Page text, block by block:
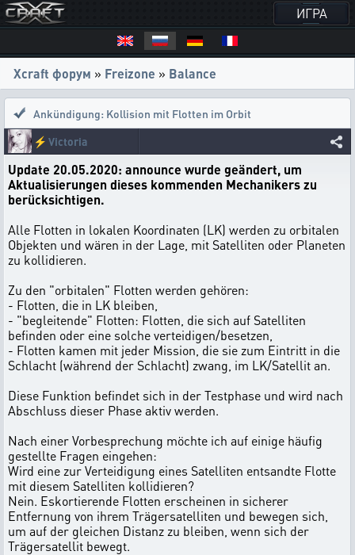
ИГРА
Xcraft форум » Freizone » Balance
Ankündigung: Kollision mit Flotten im Orbit
⚡ Victoria
Update 20.05.2020: announce wurde geändert, um
Aktualisierungen dieses kommenden Mechanikers zu
berücksichtigen.
Alle Flotten in lokalen Koordinaten (LK) werden zu orbitalen
Objekten und wären in der Lage, mit Satelliten oder Planeten
zu kollidieren.
Zu den "orbitalen" Flotten werden gehören:
- Flotten, die in LK bleiben,
- "begleitende" Flotten: Flotten, die sich auf Satelliten
befinden oder eine solche verteidigen/besetzen,
- Flotten kamen mit jeder Mission, die sie zum Eintritt in die
Schlacht (während der Schlacht) zwang, im LK/Satellit an.
Diese Funktion befindet sich in der Testphase und wird nach
Abschluss dieser Phase aktiv werden.
Nach einer Vorbesprechung möchte ich auf einige häufig
gestellte Fragen eingehen:
Wird eine zur Verteidigung eines Satelliten entsandte Flotte
mit diesem Satelliten kollidieren?
Nein. Eskortierende Flotten erscheinen in sicherer
Entfernung von ihrem Trägersatelliten und bewegen sich,
um auf der gleichen Distanz zu bleiben, wenn sich der
Trägersatellit bewegt.